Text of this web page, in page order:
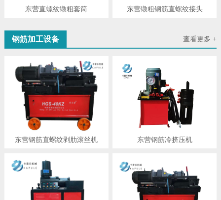
东营直螺纹镦粗套筒 东营镦粗钢筋直螺纹接头
查看更多 +
钢筋加工设备
东营钢筋直螺纹剥肋滚丝机 东营钢筋冷挤压机